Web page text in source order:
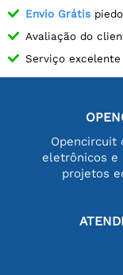
Envio Grátis
Avaliação do
Serviço excelente
Opencircuit
eletrônicos e
projetos